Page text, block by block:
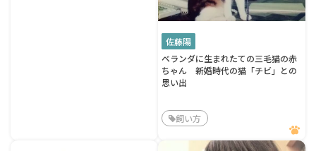
佐藤陽
ベランダに生まれたての三毛猫の赤
ちゃん 新婚時代の猫「チビ」との
思い出
飼い方